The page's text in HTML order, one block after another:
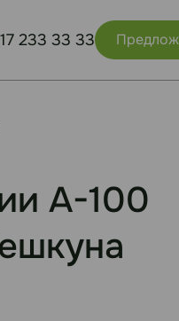
233 33 33
А-100